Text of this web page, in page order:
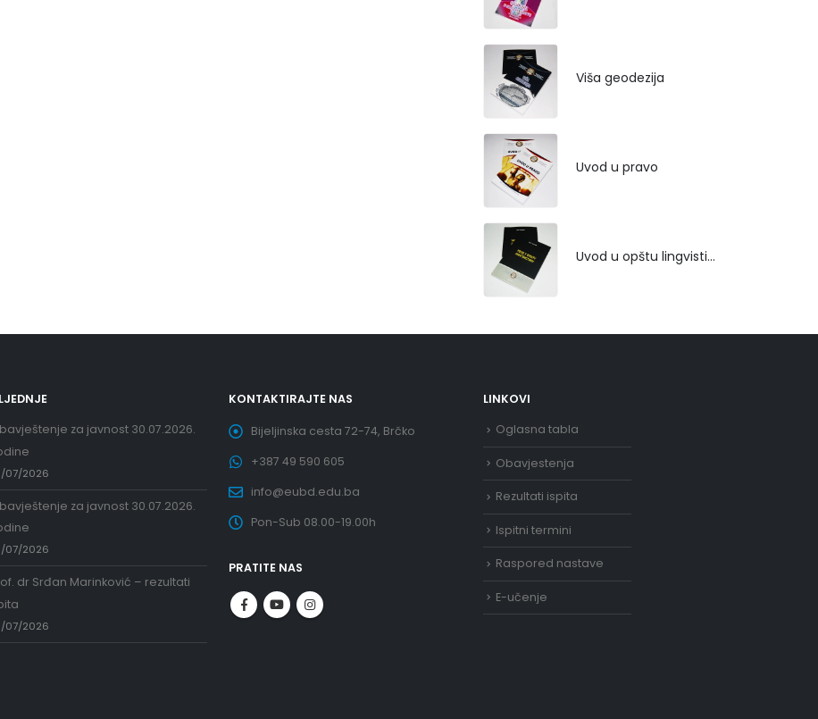
Viša geodezija
Uvod u pravo
Uvod u opštu lingvistiku
za javnost 30.07.2026.
07/2026
za javnost 30.07.2026.
07/2026
dr Srđan Marinković – rezultati
07/2026
KONTAKTIRAJTE NAS
Bijeljinska cesta 72-74, Brčko
+387 49 590 605
info@eubd.edu.ba
Pon-Sub 08.00-19.00h
PRATITE NAS
LINKOVI
Oglasna tabla
Obavjestenja
Rezultati ispita
Ispitni termini
Raspored nastave
E-učenje